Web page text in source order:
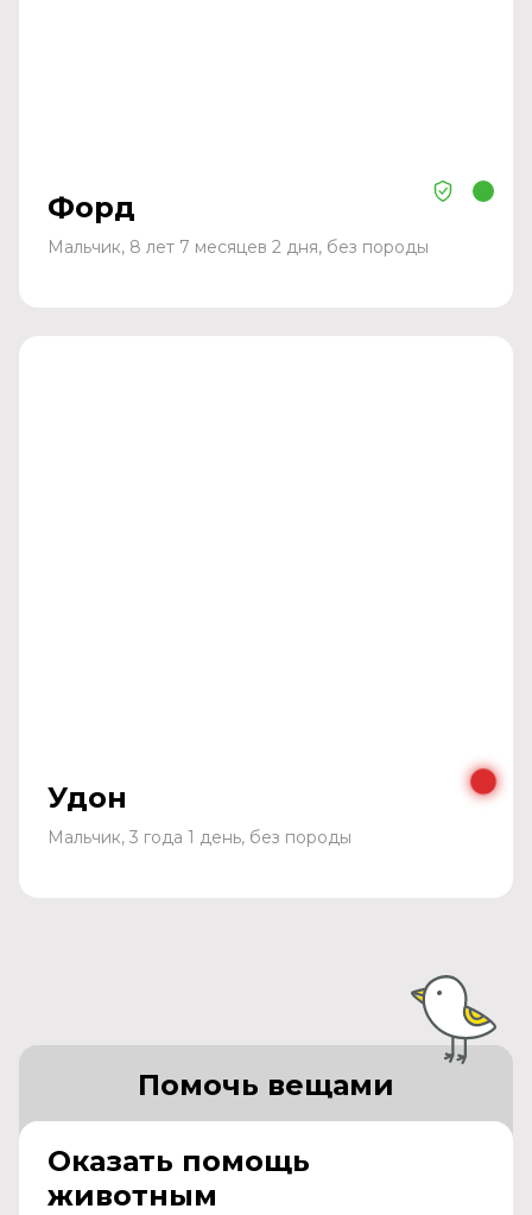
Форд
Мальчик, 8 лет 7 месяцев 2 дня, без породы
Удон
Мальчик, 3 года 1 день, без породы
Оказать помощь
животным
Помочь вещами